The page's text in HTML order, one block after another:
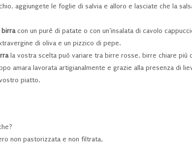
aggiungete le foglie di salvia e alloro e lasciate che la
birracon un purè di patate o con un’insalata di cavolo
di oliva e un pizzico di pepe.
la vostra scelta può variare tra birre rosse, birre chiare più
amara lavorata artigianalmente e grazie alla presenza di
piatto.
non pastorizzata e non filtrata,